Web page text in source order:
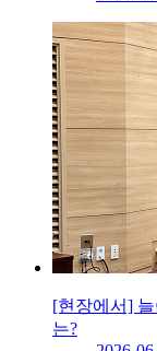
[현장에서]
는?